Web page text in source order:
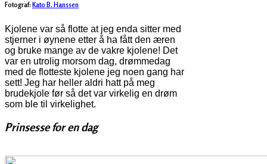
Fotograf: Kato B. Hanssen
Kjolene var så flotte at jeg enda sitter med
stjerner i øynene etter å ha fått den æren
og bruke mange av de vakre kjolene! Det
var en utrolig morsom dag, drømmedag
med de flotteste kjolene jeg noen gang har
sett! Jeg har heller aldri hatt på meg
brudekjole før så det var virkelig en drøm
som ble til virkelighet.
Prinsesse for en dag